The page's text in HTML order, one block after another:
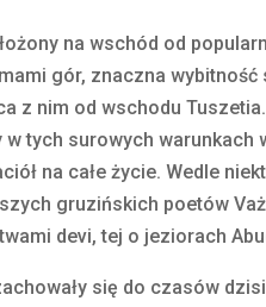
na wschód od
gór, znaczna
z nim od wschodu
tych surowych
na całe życie. Wedle
gruzińskich poetów
devi, tej o jeziorach
się do czasów